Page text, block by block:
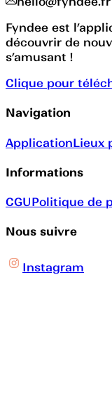
Fyndee est
découvrir de
s’amusant !
Clique pour
Navigation
ApplicationLieux
Informations
CGUPolitique de
Nous suivre
Instagram